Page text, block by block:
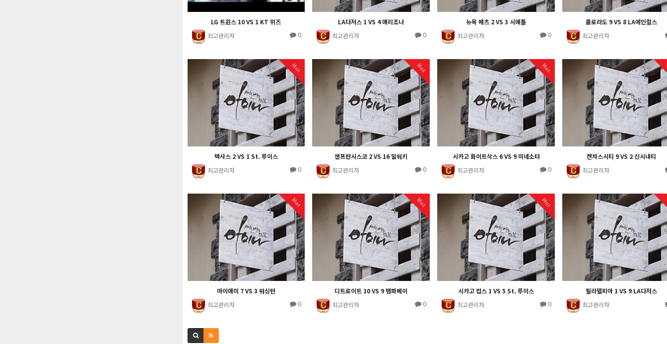
LG 트윈스 10 VS 1 KT 위즈
최고관리자
0
LA다저스 1 VS 4 애리조나
최고관리자
0
뉴욕 메츠 2 VS 3 시애틀
최고관리자
0
콜로라도 9 VS 8 LA에인절스
최고관리자
Hot
텍사스 2 VS 1 St. 루이스
최고관리자
0
Hot
샌프란시스코 2 VS 16 밀워키
최고관리자
0
Hot
시카고 화이트삭스 6 VS 9 미네소타
최고관리자
0
캔자스시티 9 VS 2 신시내티
최고관리자
Hot
마이애미 7 VS 3 워싱턴
최고관리자
0
Hot
디트로이트 10 VS 9 탬파베이
최고관리자
0
Hot
시카고 컵스 1 VS 5 St. 루이스
최고관리자
0
필라델피아 1 VS 9 LA다저스
최고관리자